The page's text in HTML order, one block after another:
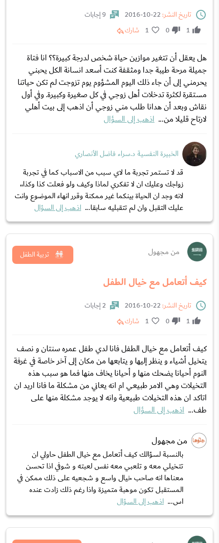
تاريخ النشر:
9 إجابات
1
0
1 شارك
هل يعقل أن تتغير موازين حياة شخص لدرجة كبيرة؟؟ انا فتاة
جميلة مرحة طيبة جدا ومثقفة كنت أسعد انسانة الكل يحبني
يحرمني إلى أن جاء ذلك اليوم المشؤوم يوم تزوجت لم تكن حياتنا
مستقرة لكثرة تدخلات أهل زوجي في كل صغيرة وكبيرة. وفي أول
نقاش وبعد أن هدانا طلب مني زوجي أن اذهب إلى بيت أهلي
لارتاح قليلا من... اذهب إلى السؤال
الخبيرة النفسية د.سراء فاضل الأنصاري
قد لا تستمر تجربة ما لاي سبب من الاسباب كما في تجربة
زواجك وعليك ان لا تفكري لماذا وكيف ولو فعلت كذا وكذا،،
لانه وجد ان الحياة بينكما غير ممكنة وقرر انهاء الموضوع وانت
عليك التقبل وان لم تتقبليه سابقا... اذهب إلى السؤال
من مجهول
كيف أتعامل مع خيال الطفل
تربية الطفل
تاريخ النشر:
2 إجابات
1
0
1 شارك
كيف أتعامل مع خيال الطفل فانا لدي طفل عمره سنتان و نصف
يتخيل أشياء و ينظر إليها و يتابعها من مكان إلى آخر خاصة في غرفة
النوم أحيانا يضحك منها و أحيانا يخاف منها فما هو سبب هذه
التخيلات وهي الامر طبيعي ام انه يعاني من مشكلة ما فانا اريد ان
اتاكد ان هذه التخيلات طبيعية وانه لا يوجد مشكلة منها على
طف... اذهب إلى السؤال
من مجهول
بالنسبة لسؤالك كيف أتعامل مع خيال الطفل حاولي ان
تتخيلي معه و تلعبي معه نفس لعبته و شوفي اذا تحسن
معناها انه صاحب خيال واسع و شجعيه على ذلك ممكن في
المستقبل تكون موهبة متميزة واذا رغم ذلك زادت عنده
اس... اذهب إلى السؤال